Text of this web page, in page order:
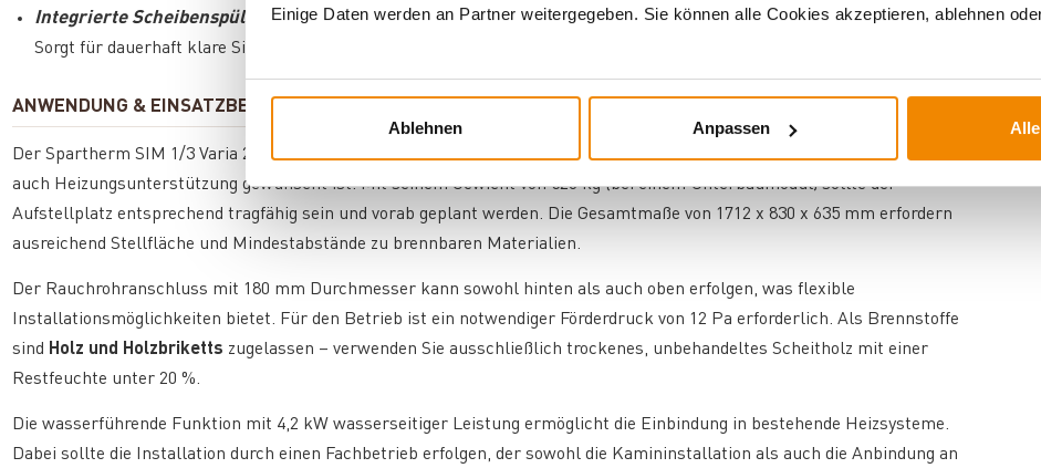
Einige Daten werden an Partner weitergegeben. Sie können alle Cookies akzeptieren, ablehnen
Ablehnen Anpassen
Integrierte Scheibenspülung
Sorgt für dauerhaft klare Sicht auf das Flammenspiel und reduziert den Reinigungsaufwand der Sichtscheibe erheblich.
ANWENDUNG & EINSATZBEREICH
Der Spartherm SIM 1/3 Varia 2R 55h-4S H2O eignet sich ideal für moderne Wohnräume, in denen sowohl Raumwärme als
auch Heizungsunterstützung gewünscht ist. Mit seinem Gewicht von 520 kg (bei einem Unterbaumodul) sollte der
Aufstellplatz entsprechend tragfähig sein und vorab geplant werden. Die Gesamtmaße von 1712 x 830 x 635 mm erfordern
ausreichend Stellfläche und Mindestabstände zu brennbaren Materialien.
Der Rauchrohranschluss mit 180 mm Durchmesser kann sowohl hinten als auch oben erfolgen, was flexible
Installationsmöglichkeiten bietet. Für den Betrieb ist ein notwendiger Förderdruck von 12 Pa erforderlich. Als Brennstoffe
sind Holz und Holzbriketts zugelassen – verwenden Sie ausschließlich trockenes, unbehandeltes Scheitholz mit einer
Restfeuchte unter 20 %.
Die wasserführende Funktion mit 4,2 kW wasserseitiger Leistung ermöglicht die Einbindung in bestehende Heizsysteme.
Dabei sollte die Installation durch einen Fachbetrieb erfolgen, der sowohl die Kamininstallation als auch die Anbindung an